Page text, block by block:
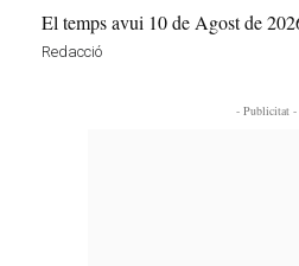
El temps avui 10 de Agost de
Redacció
- Publicitat -